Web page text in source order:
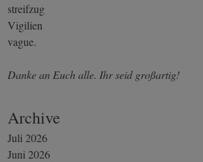
streifzug
Vigilien
vague.
Danke an Euch alle. Ihr seid großartig!
Archive
Juli 2026
Juni 2026